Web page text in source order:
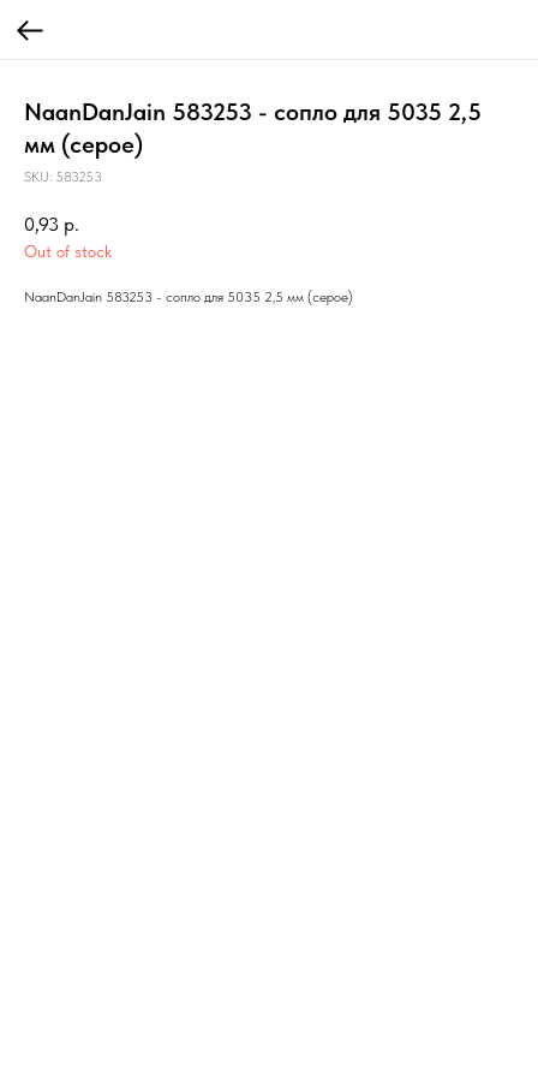
NaanDanJain 583253 - сопло для 5035 2,5
мм (серое)
SKU: 583253
0,93 р.
Out of stock
NaanDanJain 583253 - сопло для 5035 2,5 мм (серое)